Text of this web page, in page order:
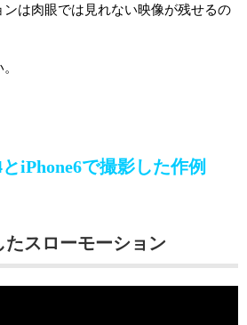
ンは肉眼では見れない映像が残せるの
iPhone6で撮影した作例
スローモーション